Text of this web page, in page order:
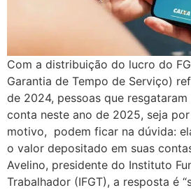
Com a distribuição do lucro do
Garantia de Tempo de Serviço)
de 2024, pessoas que
conta neste ano de 2025, seja
motivo, podem ficar na dúvida:
o valor depositado em suas
Avelino, presidente do Instituto
Trabalhador (IFGT), a resposta é